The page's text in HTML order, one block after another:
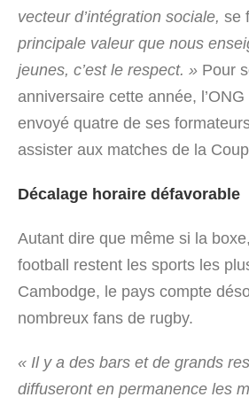
vecteur d’intégration sociale, se
principale valeur que nous
jeunes, c’est le respect. » Pour
anniversaire cette année, l’ONG
envoyé quatre de ses
assister aux matches de la
Décalage horaire défavorable
Autant dire que même si la
football restent les sports les
Cambodge, le pays compte
nombreux fans de rugby.
« Il y a des bars et de grands
diffuseront en permanence les